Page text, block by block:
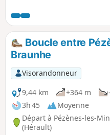
Boucle entre
Braunhe
Visorandonneur
9,44 km
+364 m
3h 45
Moyenne
Départ à Pézènes-les-
(Hérault)